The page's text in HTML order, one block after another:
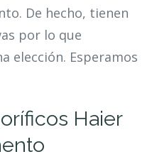
De hecho, tienen
por lo que
elección. Esperamos
Haier